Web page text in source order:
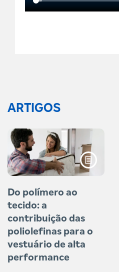
ARTIGOS
Do polímero ao
tecido: a
contribuição das
poliolefinas para o
vestuário de alta
performance